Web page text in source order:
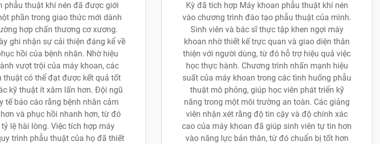
phẫu thuật khí nén đã được giới
phần trong giao thức mới dành
hợp chấn thương cơ xương.
ghi nhận sự cải thiện đáng kể về
hồi của bệnh nhân. Nhờ hiệu
vượt trội của máy khoan, các
thuật có thể đạt được kết quả tốt
kỹ thuật ít xâm lấn hơn. Đội ngũ
tế báo cáo rằng bệnh nhân cảm
và phục hồi nhanh hơn, từ đó
lệ hài lòng. Việc tích hợp máy
trình phẫu thuật của họ đã thiết
Kỳ đã tích hợp Máy khoan phẫu thuật khí nén
vào chương trình đào tạo phẫu thuật của mình.
Sinh viên và bác sĩ thực tập khen ngợi máy
khoan nhờ thiết kế trực quan và giao diện thân
thiện với người dùng, từ đó hỗ trợ hiệu quả việc
học thực hành. Chương trình nhấn mạnh hiệu
suất của máy khoan trong các tình huống phẫu
thuật mô phỏng, giúp học viên phát triển kỹ
năng trong một môi trường an toàn. Các giảng
viên nhận xét rằng độ tin cậy và độ chính xác
cao của máy khoan đã giúp sinh viên tự tin hơn
vào năng lực bản thân, từ đó chuẩn bị tốt hơn